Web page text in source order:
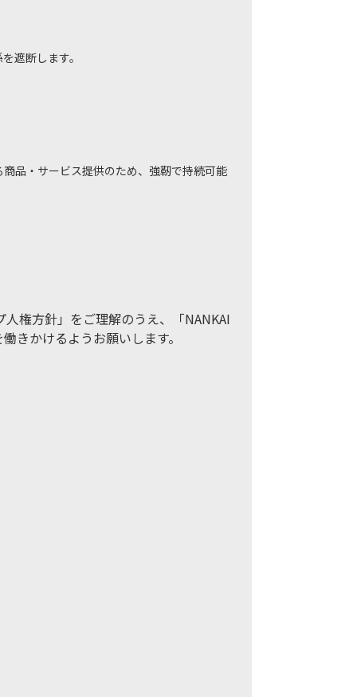
遮断します。
品・サービス提供のため、強靭で持続可能
権方針」をご理解のうえ、「NANKAI
きかけるようお願いします。